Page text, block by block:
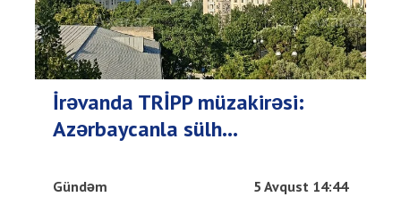
İrəvanda TRİPP müzakirəsi:
Azərbaycanla sülh...
Gündəm 5 Avqust 14:44